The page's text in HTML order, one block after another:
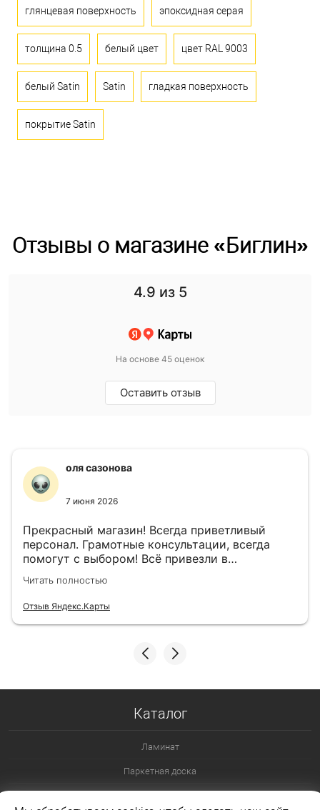
глянцевая поверхность эпоксидная серая
толщина 0.5 белый цвет цвет RAL 9003
белый Satin Satin гладкая поверхность
покрытие Satin
Отзывы о магазине «Биглин»
4.9 из 5
На основе 45 оценок
Оставить отзыв
оля сазонова
7 июня 2026
Прекрасный магазин! Всегда приветливый
персонал. Грамотные консультации, всегда
помогут с выбором! Всё привезли в
назначенный день!
Читать полностью
Отзыв Яндекс.Карты
Каталог
Ламинат
Паркетная доска